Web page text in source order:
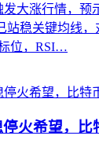
发大涨行情，预
站稳关键均线
位，RSI…
火希望，比